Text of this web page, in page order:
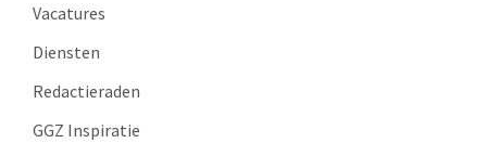
Vacatures
Diensten
Redactieraden
GGZ Inspiratie